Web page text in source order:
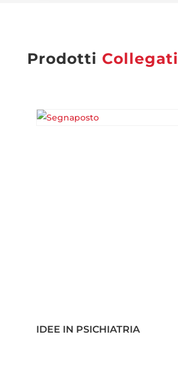
Prodotti Collegati
IDEE IN PSICHIATRIA